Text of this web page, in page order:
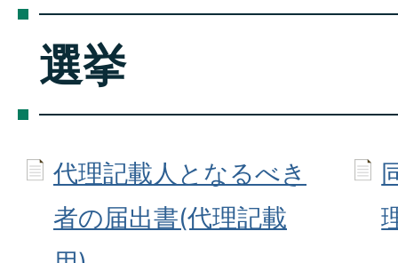
選挙
代理記載人となるべき
者の届出書(代理記載